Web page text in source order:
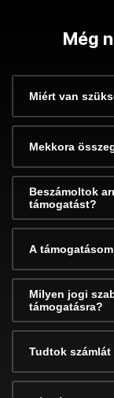
Még
Miért van
Mekkora
Beszámoltok
támogatást?
A
Milyen jogi
támogatásra?
Tudtok